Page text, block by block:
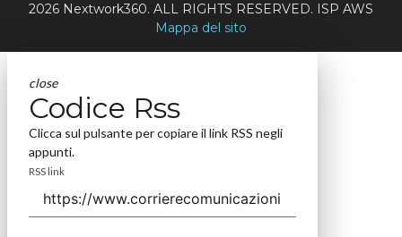
2026 Nextwork360. ALL RIGHTS RESERVED. ISP AWS
Mappa del sito
close
Codice Rss
Clicca sul pulsante per copiare il link RSS negli
appunti.
RSS link